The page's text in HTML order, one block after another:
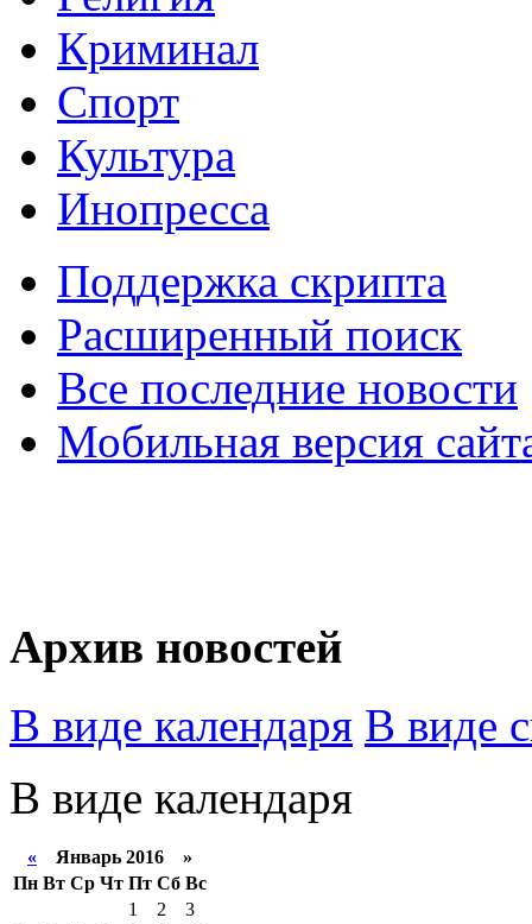
Криминал
Спорт
Культура
Инопресса
Поддержка скрипта
Расширенный поиск
Все последние новости
Мобильная версия
Архив новостей
В виде календаря В виде
В виде календаря
« Январь 2016 »
Пн Вт Ср Чт Пт Сб Вс
1
2
3